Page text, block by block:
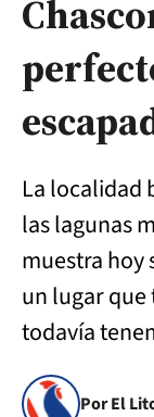
La localidad
las lagunas
muestra hoy
un lugar
todavía
Por El